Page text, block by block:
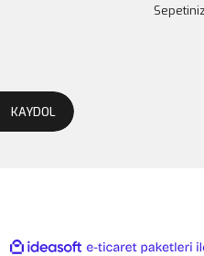
Sepetiniz
KAYDOL
ideasoft e-